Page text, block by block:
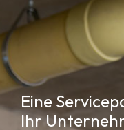
Eine
Ihr